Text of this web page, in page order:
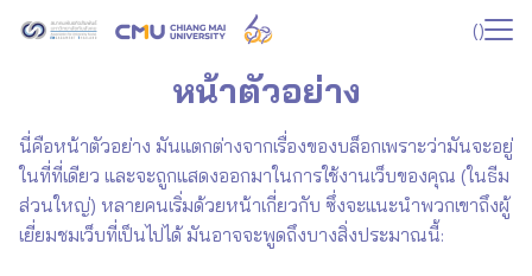
()
หน้าตัวอย่าง
นี่คือหน้าตัวอย่าง มันแตกต่างจากเรื่องของบล็อกเพราะว่ามันจะอยู่
ในที่ที่เดียว และจะถูกแสดงออกมาในการใช้งานเว็บของคุณ (ในธีม
ส่วนใหญ่) หลายคนเริ่มด้วยหน้าเกี่ยวกับ ซึ่งจะแนะนำพวกเขาถึงผู้
เยี่ยมชมเว็บที่เป็นไปได้ มันอาจจะพูดถึงบางสิ่งประมาณนี้: